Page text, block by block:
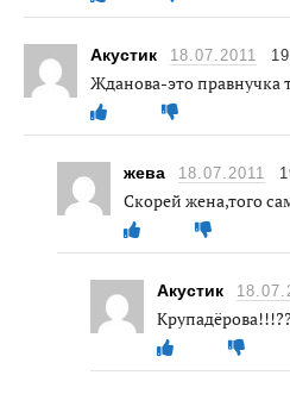
Акустик 18.07.2011
Жданова-это правнучка
жева 18.07.2011
Скорей жена,того
Акустик